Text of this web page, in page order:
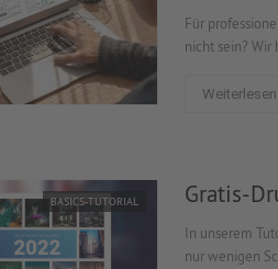
Für
nicht sein?
Weiterlesen
BASICS-TUTORIAL Gratis-
In unserem
nur wenigen